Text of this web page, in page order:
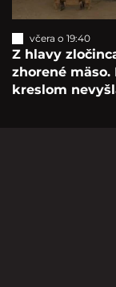
včera o 19:40
Z hlavy
zhorené
kreslom